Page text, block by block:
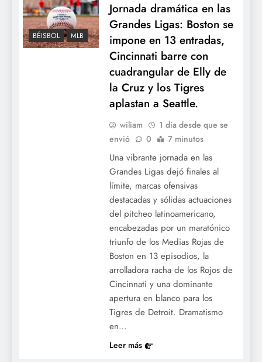
Estrategia ofensiva: Schwarber y Soto
asumirán la vanguardia de la Liga Nacional
en el Juego de Estrellas.
Declaraciones en Queens: Juan Soto
agradece el respaldo de los fanáticos
hacia el Juego de Estrellas y reafirma su
compromiso con los Mets.
BÉISBOL MLB
Jornada dramática en las
Grandes Ligas: Boston se
impone en 13 entradas,
Cincinnati barre con
cuadrangular de Elly de
la Cruz y los Tigres
aplastan a Seattle.
wiliam
1 día desde que se
envió
0 7 minutos
Una vibrante jornada en las
Grandes Ligas dejó finales al
límite, marcas ofensivas
destacadas y sólidas actuaciones
del pitcheo latinoamericano,
encabezadas por un maratónico
triunfo de los Medias Rojas de
Boston en 13 episodios, la
arrolladora racha de los Rojos de
Cincinnati y una dominante
apertura en blanco para los
Tigres de Detroit. Dramatismo
en…
Leer más